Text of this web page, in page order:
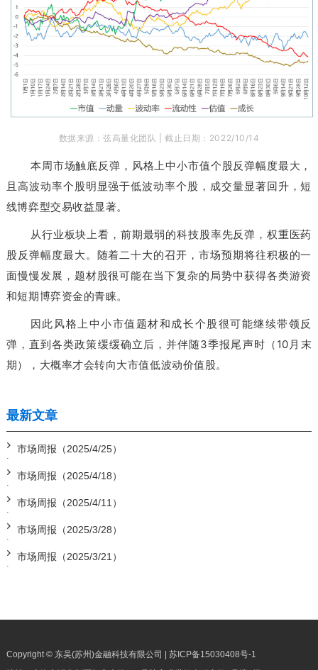
数据来源：弦高量化团队 |截止日期：2022/10/14
本周市场触底反弹，风格上中小市值个股反弹幅度最大，
且高波动率个股明显强于低波动率个股，成交量显著回升，短
线博弈型交易收益显著。
从行业板块上看，前期最弱的科技股率先反弹，权重医药
股反弹幅度最大。随着二十大的召开，市场预期将往积极的一
面慢慢发展，题材股很可能在当下复杂的局势中获得各类游资
和短期博弈资金的青睐。
因此风格上中小市值题材和成长个股很可能继续带领反
弹，直到各类政策缓缓确立后，并伴随3季报尾声时（10月末
期），大概率才会转向大市值低波动价值股。
最新文章
市场周报（2025/4/25）
市场周报（2025/4/18）
市场周报（2025/4/11）
市场周报（2025/3/28）
市场周报（2025/3/21）
Copyright © 东吴(苏州)金融科技有限公司 | 苏ICP备15030408号-1